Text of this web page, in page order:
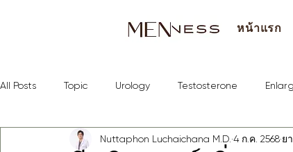
หน้าแรก
All Posts Topic Urology Testosterone
Nuttaphon Luchaichana M.D. 4 ก.ค. 2568 ย